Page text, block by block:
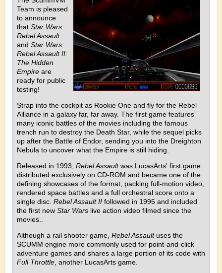
Team is pleased
to announce
that Star Wars:
Rebel Assault
and Star Wars:
Rebel Assault II:
The Hidden
Empire are
ready for public
testing!
Strap into the cockpit as Rookie One and fly for the Rebel
Alliance in a galaxy far, far away. The first game features
many iconic battles of the movies including the famous
trench run to destroy the Death Star, while the sequel picks
up after the Battle of Endor, sending you into the Dreighton
Nebula to uncover what the Empire is still hiding.
Released in 1993, Rebel Assaultwas LucasArts' first game
distributed exclusively on CD-ROM and became one of the
defining showcases of the format, packing full-motion video,
rendered space battles and a full orchestral score onto a
single disc. Rebel Assault II followed in 1995 and included
the first new Star Wars live action video filmed since the
movies..
Although a rail shooter game, Rebel Assaultuses the
SCUMM engine more commonly used for point-and-click
adventure games and shares a large portion of its code with
Full Throttle , another LucasArts game.